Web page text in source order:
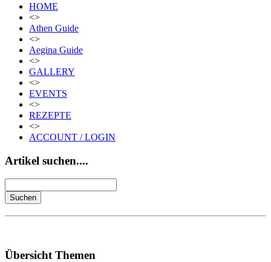
HOME
<>
Athen Guide
<>
Aegina Guide
<>
GALLERY
<>
EVENTS
<>
REZEPTE
<>
ACCOUNT / LOGIN
Artikel suchen....
Übersicht Themen